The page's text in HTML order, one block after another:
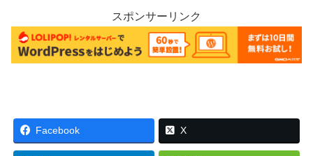
スポンサーリンク
Facebook X